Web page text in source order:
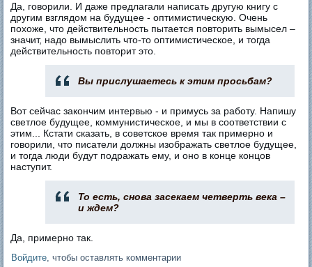
Да, говорили. И даже предлагали написать другую книгу с
другим взглядом на будущее - оптимистическую. Очень
похоже, что действительность пытается повторить вымысел –
значит, надо вымыслить что-то оптимистическое, и тогда
действительность повторит это.
Вы прислушаетесь к этим просьбам?
Вот сейчас закончим интервью - и примусь за работу. Напишу
светлое будущее, коммунистическое, и мы в соответствии с
этим... Кстати сказать, в советское время так примерно и
говорили, что писатели должны изображать светлое будущее,
и тогда люди будут подражать ему, и оно в конце концов
наступит.
То есть, снова засекаем четверть века –
и ждем?
Да, примерно так.
Войдите, чтобы оставлять комментарии